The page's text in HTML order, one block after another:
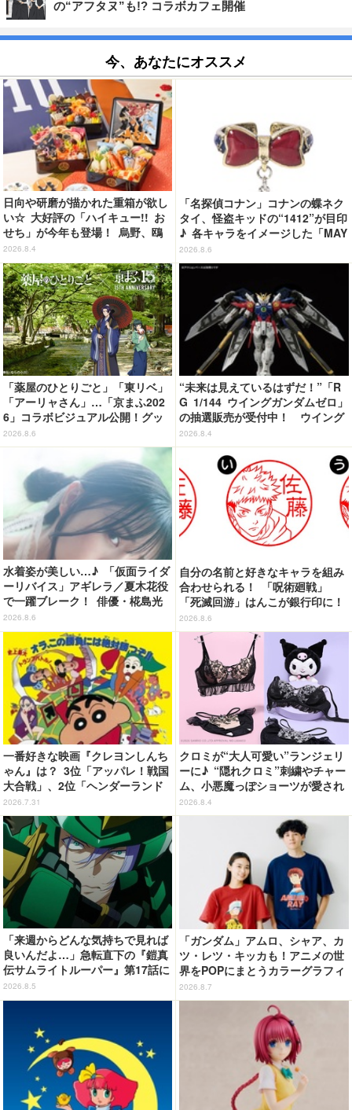
の“アフタヌ”も!? コラボカフェ開催
今、あなたにオススメ
日向や研磨が描かれた重箱が欲し
い☆ 大好評の「ハイキュー!! お
せち」が今年も登場！ 烏野、鴎
台、音駒、稲荷崎をイメージした
メニューで構成
2026.8.4
「名探偵コナン」コナンの蝶ネク
タイ、怪盗キッドの“1412”が目印
♪ 各キャラをイメージした「MAY
LA」リングセットがセール中
2026.8.6
「薬屋のひとりごと」「東リベ」
「アーリャさん」…「京まふ202
6」コラボビジュアル公開！グッ
ズなどの最新情報も
2026.8.6
“未来は見えているはずだ！”「R
G 1/144 ウイングガンダムゼロ」
の抽選販売が受付中！ ウイング
バインダーにRGならではのギミ
ックを搭載
2026.8.4
水着姿が美しい…♪ 「仮面ライダ
ーリバイス」アギレラ／夏木花役
で一躍ブレーク！ 俳優・椛島光
の2nd写真集が予約開始
2026.8.6
自分の名前と好きなキャラを組み
合わせられる！ 「呪術廻戦」
「死滅回游」はんこが銀行印に！
虎杖悠仁、乙骨憂太ら16キャラ追
加で全104種
2026.8.6
一番好きな映画『クレヨンしんち
ゃん』は？ 3位「アッパレ！戦国
大合戦」、2位「ヘンダーランド
の大冒険」、1位は…？【『映画
クレヨンしんちゃん 奇々怪々！
オラの妖怪バケ～ション』公開記
念】
2026.7.31
クロミが“大人可愛い”ランジェリ
ーに♪ “隠れクロミ”刺繍やチャー
ム、小悪魔っぽショーツが愛され
度満点◎
2026.8.4
「来週からどんな気持ちで見れば
良いんだよ…」急転直下の『鎧真
伝サムライトルーパー』第17話に
感情の追いつかない視聴者が続
出…【ネタバレあり反応まとめ】
2026.8.5
「ガンダム」アムロ、シャア、カ
ツ・レツ・キッカも！アニメの世
界をPOPにまとうカラーグラフィ
ックTシャツが新登場
2026.8.7